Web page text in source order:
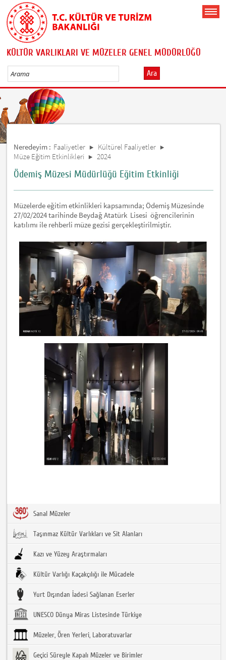
KÜLTÜR VARLIKLARI VE MÜZELER GENEL MÜDÜRLÜĞÜ
Ara
Neredeyim : Faaliyetler
Kültürel Faaliyetler
Müze Eğitim Etkinlikleri
2024
Ödemiş Müzesi Müdürlüğü Eğitim Etkinliği
Müzelerde eğitim etkinlikleri kapsamında; Ödemiş Müzesinde
27/02/2024 tarihinde Beydağ Atatürk Lisesi öğrencilerinin
katılımı ile rehberli müze gezisi gerçekleştirilmiştir.
Sanal Müzeler
Taşınmaz Kültür Varlıkları ve Sit Alanları
Kazı ve Yüzey Araştırmaları
Kültür Varlığı Kaçakçılığı ile Mücadele
Yurt Dışından İadesi Sağlanan Eserler
UNESCO Dünya Miras Listesinde Türkiye
Müzeler, Ören Yerleri, Laboratuvarlar
Geçici Süreyle Kapalı Müzeler ve Birimler